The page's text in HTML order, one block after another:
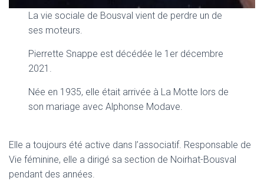
La vie sociale de Bousval vient de perdre un de
ses moteurs.
Pierrette Snappe est décédée le 1er décembre
2021.
Née en 1935, elle était arrivée à La Motte lors de
son mariage avec Alphonse Modave.
Elle a toujours été active dans l’associatif. Responsable de
Vie féminine, elle a dirigé sa section de Noirhat-Bousval
pendant des années.